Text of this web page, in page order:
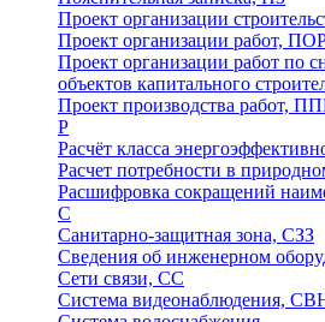
Проект организации
Проект организации работ,
Проект организации работ по
объектов капитального
Проект производства работ,
Р
Расчёт класса
Расчет потребности в
Расшифровка сокращений
С
Санитарно-защитная зона, СЗЗ
Сведения об инженерном
Сети связи, СС
Система видеонаблюдения,